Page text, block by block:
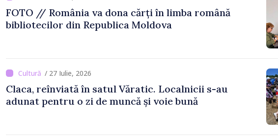
FOTO // România va dona cărți în limba română
bibliotecilor din Republica Moldova
/ 27 Iulie, 2026
Claca, reînviată în satul Văratic. Localnicii s-au
adunat pentru o zi de muncă și voie bună